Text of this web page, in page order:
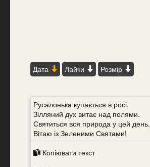
Дата Лайки Розмір
Русалонька купається в росі.
Зілляний дух витає над полями.
Святиться вся природа у цей день.
Вітаю із Зеленими Святами!
Копіювати текст